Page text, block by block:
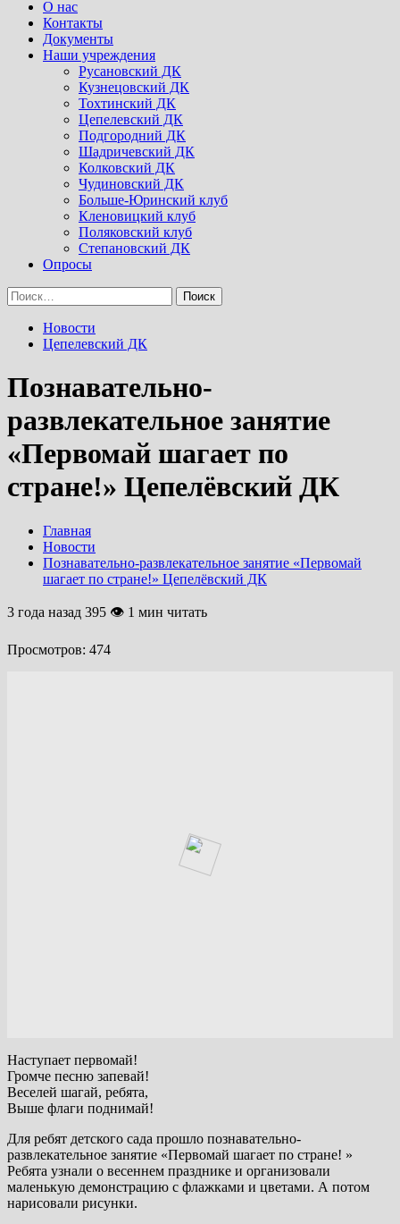
Menu
О нас
Контакты
Документы
Наши учреждения
Русановский ДК
Кузнецовский ДК
Тохтинский ДК
Цепелевский ДК
Подгородний ДК
Шадричевский ДК
Колковский ДК
Чудиновский ДК
Больше-Юринский клуб
Кленовицкий клуб
Поляковский клуб
Степановский ДК
Опросы
Найти:
Новости
Цепелевский ДК
Познавательно-
развлекательное занятие
«Первомай шагает по
стране!» Цепелёвский ДК
Главная
Новости
Познавательно-развлекательное занятие «Первомай
шагает по стране!» Цепелёвский ДК
3 года назад 395 👁 1 мин читать
Просмотров: 474
Наступает первомай!
Громче песню запевай!
Веселей шагай, ребята,
Выше флаги поднимай!
Для ребят детского сада прошло познавательно-
развлекательное занятие «Первомай шагает по стране! »
Ребята узнали о весеннем празднике и организовали
маленькую демонстрацию с флажками и цветами. А потом
нарисовали рисунки.